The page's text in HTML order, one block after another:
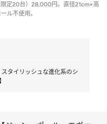
限定20台）28,000円。直径21cm×高
ル不使用。
タイリッシュな進化系のシ